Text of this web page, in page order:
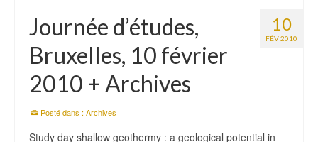
10
FÉV 2010
Journée d’études,
Bruxelles, 10 février
2010 + Archives
Posté dans : Archives |
Study day shallow geothermy : a geological potential in